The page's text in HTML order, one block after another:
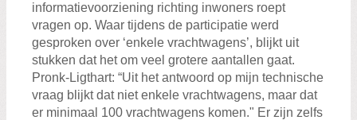
informatievoorziening richting inwoners roept
vragen op. Waar tijdens de participatie werd
gesproken over ‘enkele vrachtwagens’, blijkt uit
stukken dat het om veel grotere aantallen gaat.
Pronk-Ligthart: “Uit het antwoord op mijn technische
vraag blijkt dat niet enkele vrachtwagens, maar dat
er minimaal 100 vrachtwagens komen." Er zijn zelfs